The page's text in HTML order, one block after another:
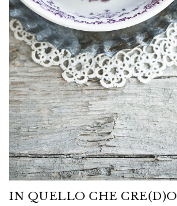
IN QUELLO CHE CRE(D)O